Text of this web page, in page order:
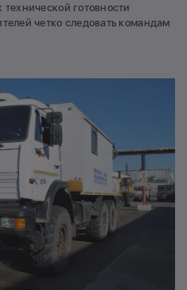
готовности
четко следовать командам